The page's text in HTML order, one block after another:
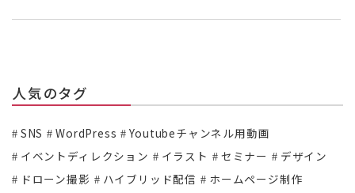
人気のタグ
SNS WordPress
Youtubeチャンネル用動画
イベントディレクション
イラスト セミナー
デザイン
ドローン撮影
ハイブリッド配信
ホームページ制作